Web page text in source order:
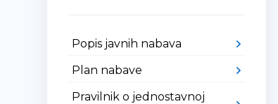
Popis javnih nabava
Plan nabave
Pravilnik o jednostavnoj